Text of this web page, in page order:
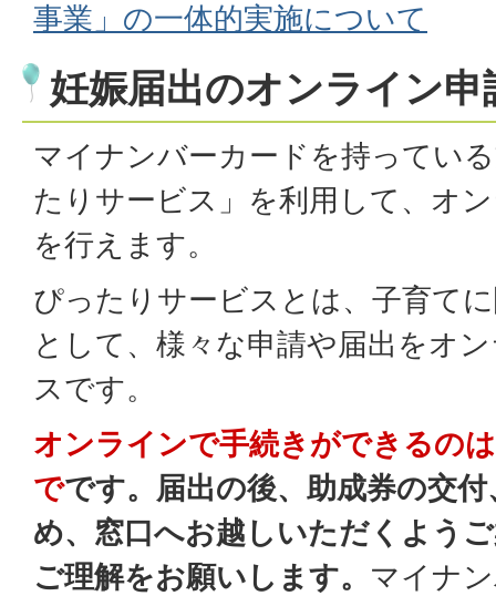
事業」の一体的実施について
妊娠届出のオンライン申
マイナンバーカードを持ってい
たりサービス」を利用して、オ
を行えます。
ぴったりサービスとは、子育て
として、様々な申請や届出をオ
スです。
オンラインで手続きができるの
でです。届出の後、助成券の交
め、窓口へお越しいただくよう
ご理解をお願いします。 マイナ